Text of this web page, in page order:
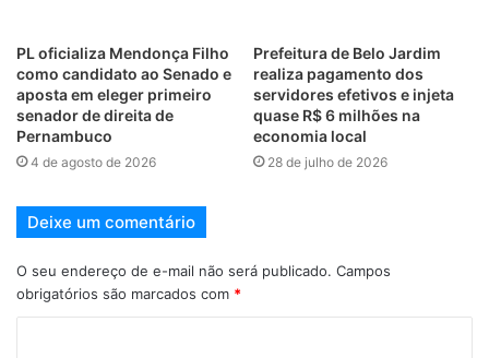
PL oficializa Mendonça Filho
como candidato ao Senado e
aposta em eleger primeiro
senador de direita de
Pernambuco
4 de agosto de 2026
Prefeitura de Belo Jardim
realiza pagamento dos
servidores efetivos e injeta
quase R$ 6 milhões na
economia local
28 de julho de 2026
Deixe um comentário
O seu endereço de e-mail não será publicado. Campos
obrigatórios são marcados com *